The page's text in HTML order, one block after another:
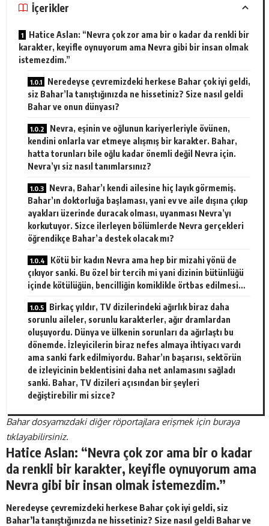
İçerikler
Hatice Aslan: “Nevra çok zor ama bir o kadar da renkli bir
karakter, keyifle oynuyorum ama Nevra gibi bir insan olmak
istemezdim.”
Neredeyse çevremizdeki herkese Bahar çok iyi geldi,
siz Bahar’la tanıştığınızda ne hissetiniz? Size nasıl geldi
Bahar ve onun dünyası?
Nevra, eşinin ve oğlunun kariyerleriyle övünen,
kendini onlarla var etmeye alışmış bir karakter. Bahar,
hatta torunları bile oğlu kadar önemli değil Nevra için.
Nevra’yı siz nasıl tanımlarsınız?
Nevra, Bahar’ı kendi ailesine hiç layık görmemiş.
Bahar’ın doktorluğa başlaması, yani ev ve aile dışına çıkıp
ayakları üzerinde duracak olması, uyanması Nevra’yı
korkutuyor. Sizce ilerleyen bölümlerde Nevra gerçekleri
öğrendikçe Bahar’a destek olacak mı?
Kötü bir kadın Nevra ama hep bir mizahi yönü de
çıkıyor sanki. Bu özel bir tercih mi yani dizinin bütünlüğü
içinde kötülüğün, bencilliğin komiklikle örtbas edilmesi…
Birkaç yıldır, TV dizilerindeki ağırlık biraz daha
sorunlu aileler, sorunlu karakterler, ağır dramlardan
oluşuyordu. Dünya ve ülkenin sorunları da ağırlaştı bu
dönemde. İzleyicilerin biraz nefes almaya ihtiyacı vardı
ama sanki fark edilmiyordu. Bahar’ın başarısı, sektörün
de izleyicinin beklentisini daha net anlamasını sağladı
sanki. Bahar, TV dizileri açısından bir şeyleri
değiştirebilir mi sizce?
Bahar dosyamızdaki diğer röportajlara erişmek için buraya
tıklayabilirsiniz.
Hatice Aslan: “Nevra çok zor ama bir o kadar
da renkli bir karakter, keyifle oynuyorum ama
Nevra gibi bir insan olmak istemezdim.”
Neredeyse çevremizdeki herkese Bahar çok iyi geldi, siz
Bahar’la tanıştığınızda ne hissetiniz? Size nasıl geldi Bahar ve